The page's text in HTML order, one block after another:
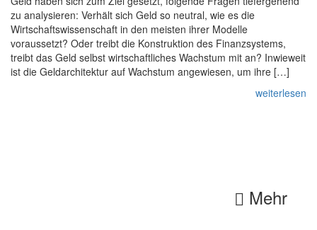
zu analysieren: Verhält sich Geld so neutral, wie es die
Wirtschaftswissenschaft in den meisten ihrer Modelle
voraussetzt? Oder treibt die Konstruktion des Finanzsystems,
treibt das Geld selbst wirtschaftliches Wachstum mit an? Inwieweit
ist die Geldarchitektur auf Wachstum angewiesen, um ihre […]
weiterlesen
Mehr